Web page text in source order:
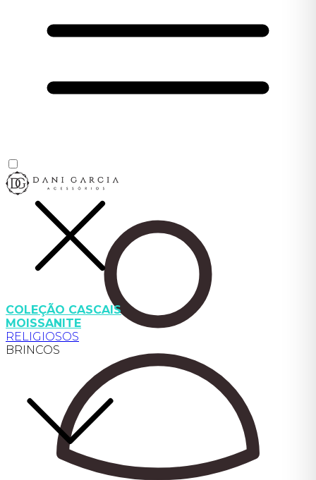
COLEÇÃO CASCAIS
MOISSANITE
RELIGIOSOS
BRINCOS